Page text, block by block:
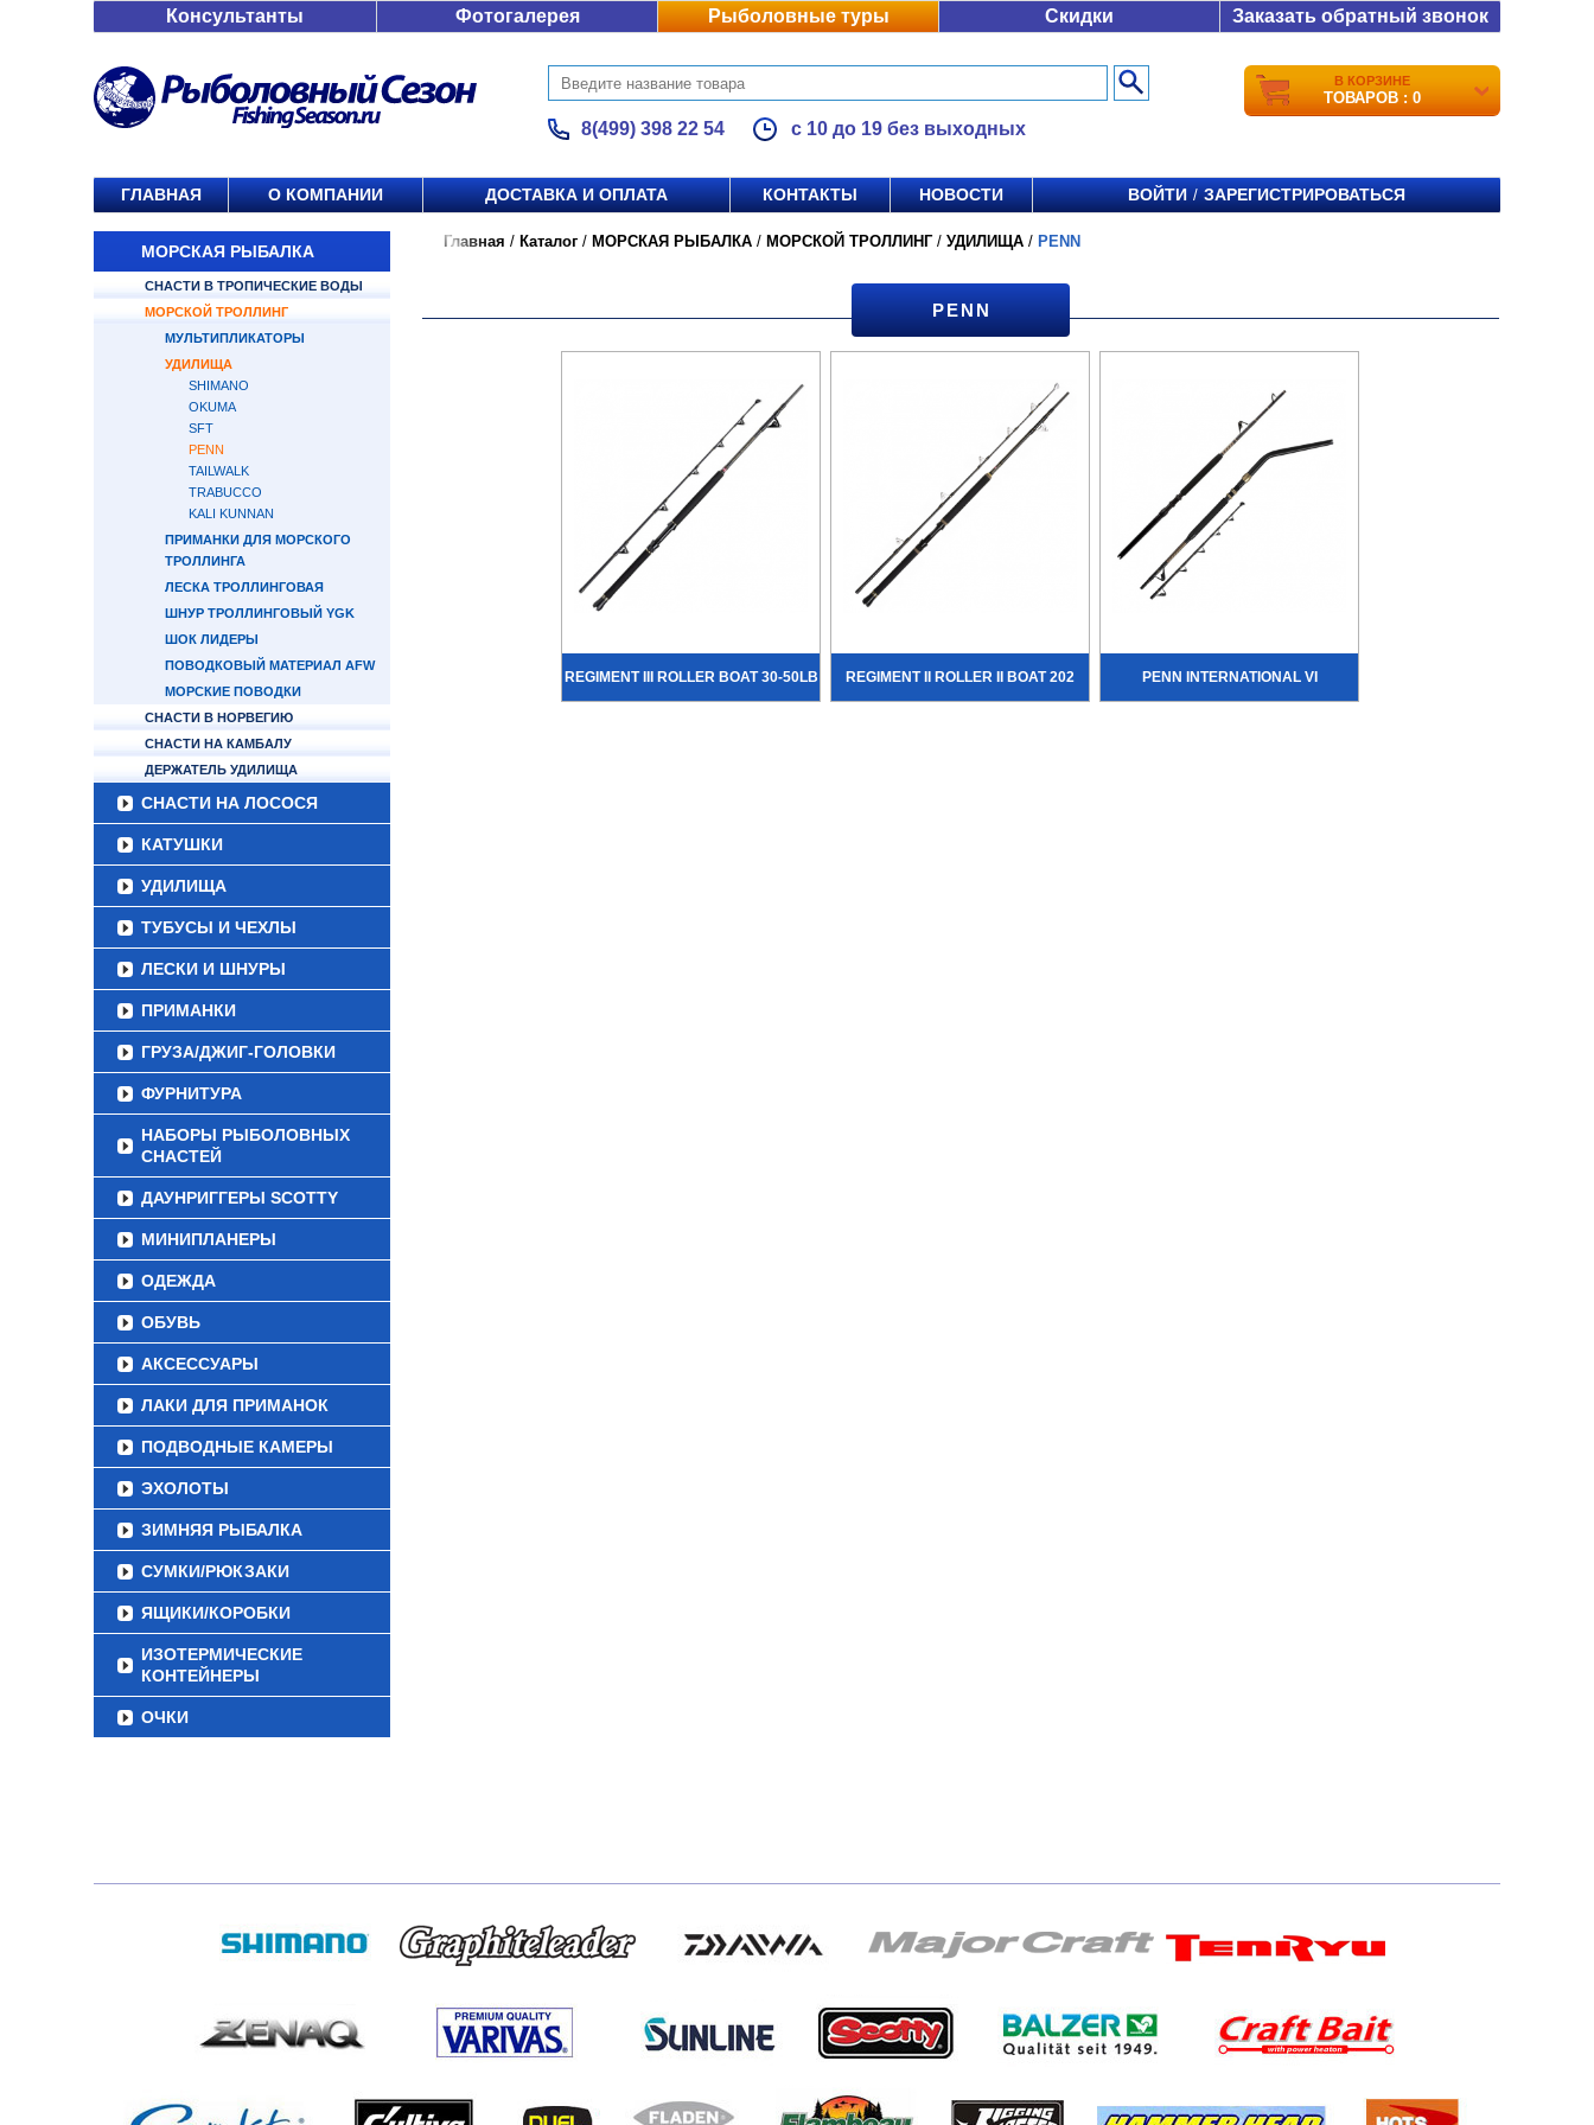
Консультанты Фотогалерея Рыболовные туры Скидки Заказать обратный звонок
8(499) 398 22 54 с 10 до 19 без выходных
В КОРЗИНЕ
ТОВАРОВ : 0
ГЛАВНАЯ О КОМПАНИИ ДОСТАВКА И ОПЛАТА КОНТАКТЫ НОВОСТИ ВОЙТИ / ЗАРЕГИСТРИРОВАТЬСЯ
МОРСКАЯ РЫБАЛКА
СНАСТИ В ТРОПИЧЕСКИЕ ВОДЫ
МОРСКОЙ ТРОЛЛИНГ
МУЛЬТИПЛИКАТОРЫ
УДИЛИЩА
SHIMANO
OKUMA
SFT
PENN
TAILWALK
TRABUCCO
KALI KUNNAN
ПРИМАНКИ ДЛЯ МОРСКОГО
ТРОЛЛИНГА
ЛЕСКА ТРОЛЛИНГОВАЯ
ШНУР ТРОЛЛИНГОВЫЙ YGK
ШОК ЛИДЕРЫ
ПОВОДКОВЫЙ МАТЕРИАЛ AFW
МОРСКИЕ ПОВОДКИ
СНАСТИ В НОРВЕГИЮ
СНАСТИ НА КАМБАЛУ
ДЕРЖАТЕЛЬ УДИЛИЩА
СНАСТИ НА ЛОСОСЯ
КАТУШКИ
УДИЛИЩА
ТУБУСЫ И ЧЕХЛЫ
ЛЕСКИ И ШНУРЫ
ПРИМАНКИ
ГРУЗА/ДЖИГ-ГОЛОВКИ
ФУРНИТУРА
НАБОРЫ РЫБОЛОВНЫХ
СНАСТЕЙ
ДАУНРИГГЕРЫ SCOTTY
МИНИПЛАНЕРЫ
ОДЕЖДА
ОБУВЬ
АКСЕССУАРЫ
ЛАКИ ДЛЯ ПРИМАНОК
ПОДВОДНЫЕ КАМЕРЫ
ЭХОЛОТЫ
ЗИМНЯЯ РЫБАЛКА
СУМКИ/РЮКЗАКИ
ЯЩИКИ/КОРОБКИ
ИЗОТЕРМИЧЕСКИЕ
КОНТЕЙНЕРЫ
ОЧКИ
Главная / Каталог / МОРСКАЯ РЫБАЛКА / МОРСКОЙ ТРОЛЛИНГ/ УДИЛИЩА / PENN
PENN
REGIMENT III ROLLER BOAT 30-50LB REGIMENT II ROLLER II BOAT 202 PENN INTERNATIONAL VI